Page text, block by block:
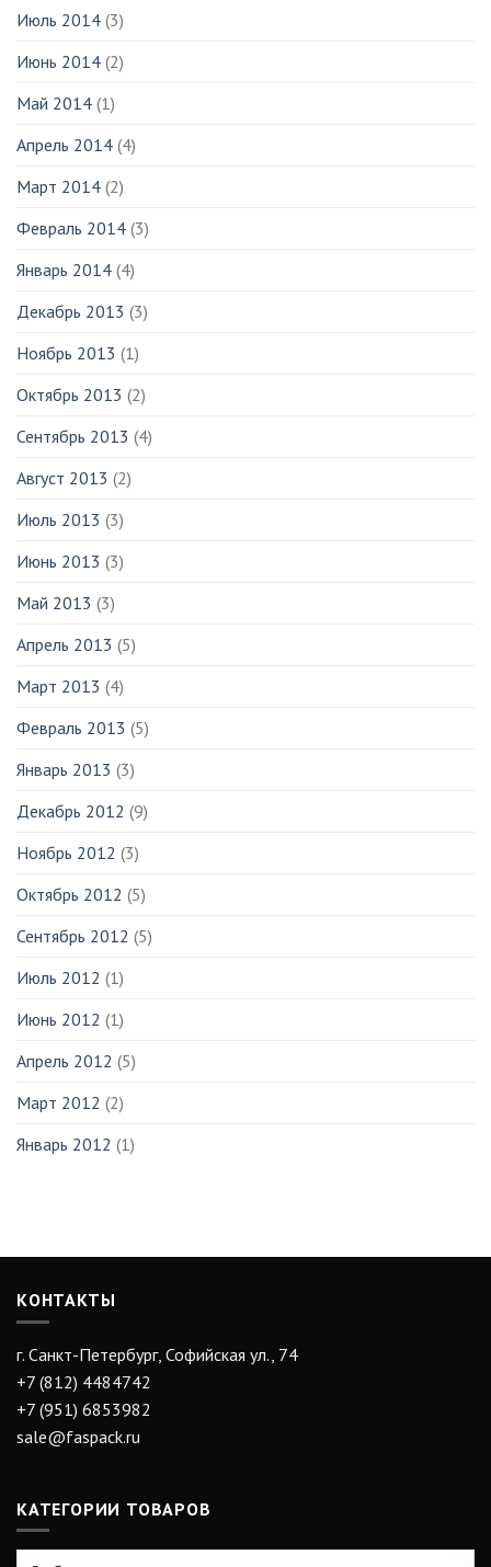
Июль 2014 (3)
Июнь 2014 (2)
Май 2014 (1)
Апрель 2014 (4)
Март 2014 (2)
Февраль 2014 (3)
Январь 2014 (4)
Декабрь 2013 (3)
Ноябрь 2013 (1)
Октябрь 2013 (2)
Сентябрь 2013 (4)
Август 2013 (2)
Июль 2013 (3)
Июнь 2013 (3)
Май 2013 (3)
Апрель 2013 (5)
Март 2013 (4)
Февраль 2013 (5)
Январь 2013 (3)
Декабрь 2012 (9)
Ноябрь 2012 (3)
Октябрь 2012 (5)
Сентябрь 2012 (5)
Июль 2012 (1)
Июнь 2012 (1)
Апрель 2012 (5)
Март 2012 (2)
Январь 2012 (1)
КОНТАКТЫ
г. Санкт-Петербург, Софийская ул., 74
+7 (812) 4484742
+7 (951) 6853982
sale@faspack.ru
КАТЕГОРИИ ТОВАРОВ